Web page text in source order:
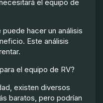
el equipo de
hacer un análisis
Este análisis
el equipo de RV?
existen diversos
baratos, pero podrían